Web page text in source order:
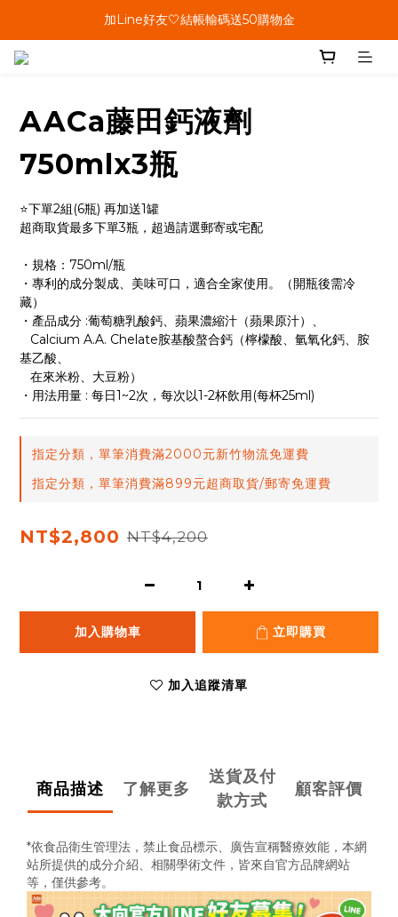
單筆結帳金額滿899🤍超取/郵寄免運費
加Line好友🤍結帳輸碼送50購物金
AACa藤田鈣液劑
750mlx3瓶
⭐下單2組(6瓶) 再加送1罐
超商取貨最多下單3瓶，超過請選郵寄或宅配
・規格：750ml/瓶
・專利的成分製成、美味可口，適合全家使用。（開瓶後需冷
藏）
・產品成分 :葡萄糖乳酸鈣、蘋果濃縮汁（蘋果原汁）、
基乙酸、
   在來米粉、大豆粉）
・用法用量 : 每日1~2次，每次以1-2杯飲用(每杯25ml)
指定分類，單筆消費滿2000元新竹物流免運費
指定分類，單筆消費滿899元超商取貨/郵寄免運費
NT$2,800 NT$4,200
加入購物車 立即購買
加入追蹤清單
商品描述 了解更多
送貨及付
款方式
顧客評價
*依食品衛生管理法，禁止食品標示、廣告宣稱醫療效能， 本網
站所提供的成分介紹、相關學術文件， 皆來自官方品牌網站
等，僅供參考。